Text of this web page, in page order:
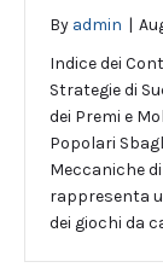
By admin |
Indice dei
Strategie di
dei Premi e
Popolari
Meccaniche
rappresenta
dei giochi da